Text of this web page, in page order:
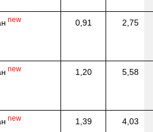
new 0,91 2,75
new 1,20 5,58
new 1,39 4,03